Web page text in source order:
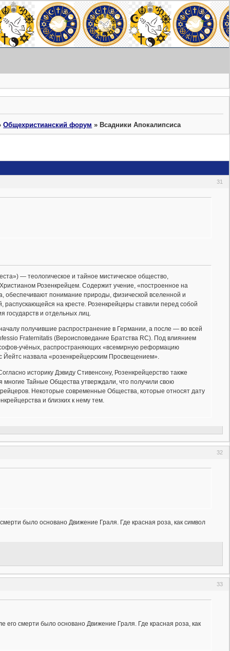
Общехристианский форум »Всадники Апокалипсиса
31
— теологическое и тайное мистическое общество,
Розенкрейцем. Содержит учение, «построенное на
обеспечивают понимание природы, физической вселенной и
распускающейся на кресте. Розенкрейцеры ставили перед собой
государств и отдельных лиц.
получившие распространение в Германии, а после — во всей
Fraternitatis (Вероисповедание Братства RC). Под влиянием
учёных, распространяющих «всемирную реформацию
Йейтс назвала «розенкрейцерским Просвещением».
историку Дэвиду Стивенсону, Розенкрейцерство также
Тайные Общества утверждали, что получили свою
Некоторые современные Общества, которые относят дату
и близких к нему тем.
32
было основано Движение Граля. Где красная роза, как символ
33
смерти было основано Движение Граля. Где красная роза, как